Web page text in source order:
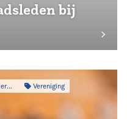
bij
Vereniging